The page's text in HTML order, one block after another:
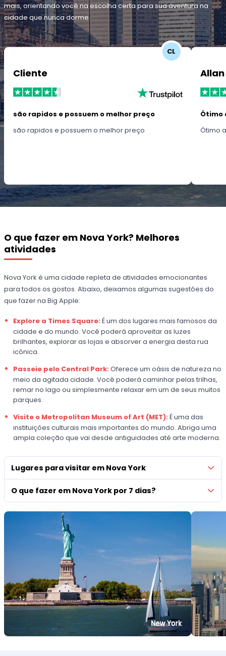
mais, orientando você na escolha certa para sua aventura na
cidade que nunca dorme.
CL
Cliente
são rapidos e possuem o melhor preço
são rapidos e possuem o melhor preço
Allan
Ótimo
Ótimo
O que fazer em Nova York? Melhores
atividades
Nova York é uma cidade repleta de atividades emocionantes
para todos os gostos. Abaixo, deixamos algumas sugestões do
que fazer na Big Apple:
Explore a Times Square: É um dos lugares mais famosos da
cidade e do mundo. Você poderá aproveitar as luzes
brilhantes, explorar as lojas e absorver a energia desta rua
icônica.
Passeie pelo Central Park: Oferece um oásis de natureza no
meio da agitada cidade. Você poderá caminhar pelas trilhas,
remar no lago ou simplesmente relaxar em um de seus muitos
parques.
Visite o Metropolitan Museum of Art (MET): É uma das
instituições culturais mais importantes do mundo. Abriga uma
ampla coleção que vai desde antiguidades até arte moderna.
Lugares para visitar em Nova York
O que fazer em Nova York por 7 dias?